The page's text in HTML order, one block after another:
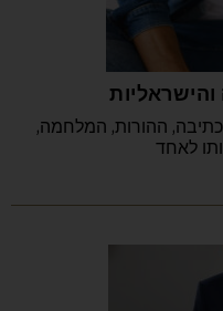
ההורות, המלחמה,
לאחד